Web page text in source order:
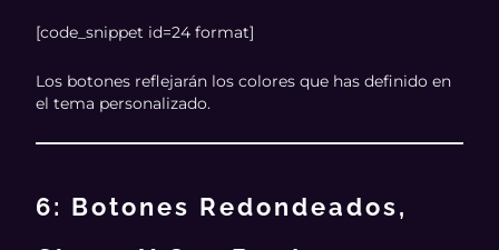
[code_snippet id=24 format]
Los botones reflejarán los colores que has definido en
el tema personalizado.
6: Botones Redondeados,